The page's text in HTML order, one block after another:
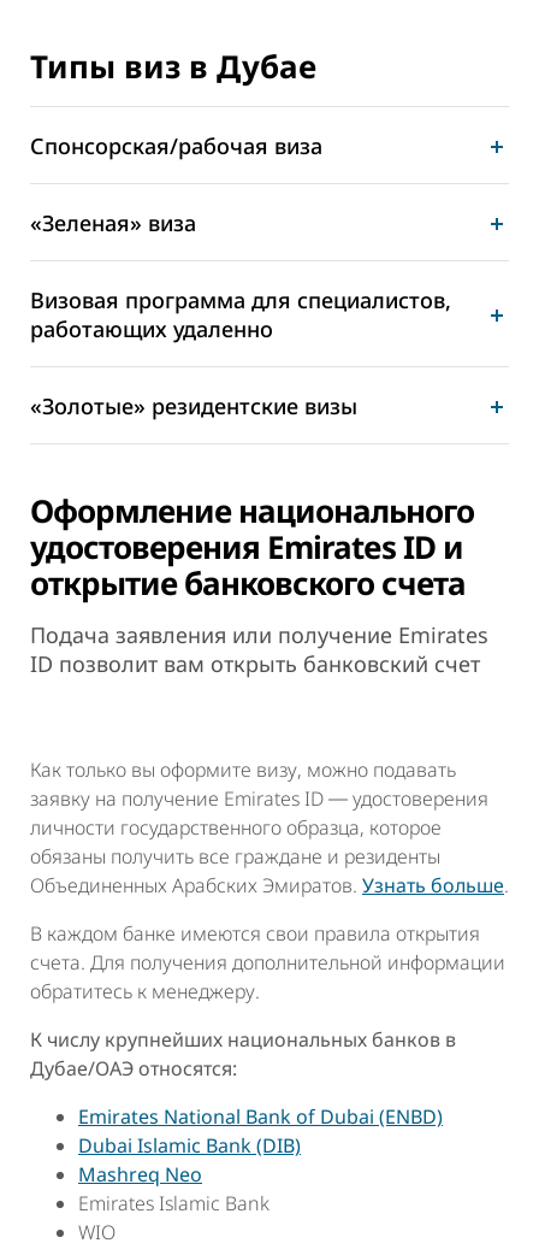
Типы виз в Дубае
Спонсорская/рабочая виза
«Зеленая» виза
Визовая программа для специалистов,
работающих удаленно
«Золотые» резидентские визы
Оформление национального
удостоверения Emirates ID и
открытие банковского счета
Подача заявления или получение Emirates
ID позволит вам открыть банковский счет
Как только вы оформите визу, можно подавать
заявку на получение Emirates ID ― удостоверения
личности государственного образца, которое
обязаны получить все граждане и резиденты
Объединенных Арабских Эмиратов. Узнать больше.
В каждом банке имеются свои правила открытия
счета. Для получения дополнительной информации
обратитесь к менеджеру.
К числу крупнейших национальных банков в
Дубае/ОАЭ относятся:
Emirates National Bank of Dubai (ENBD)
Dubai Islamic Bank (DIB)
Mashreq Neo
Emirates Islamic Bank
WIO